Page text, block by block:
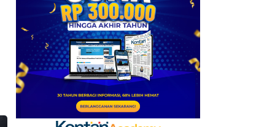
Baru, Ini Daftar 54
Saham HSC BEI per 6
Agustus 2026
7
UEFA hingga Luis Figo,
Ini Daftar Pihak yang
Menentang Gianni
Infantino